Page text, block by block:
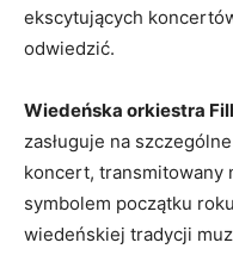
ekscytujących
odwiedzić.
Wiedeńska orkiestra
zasługuje⁣ na⁣
koncert, ​transmitowany
symbolem początku
wiedeńskiej tradycji